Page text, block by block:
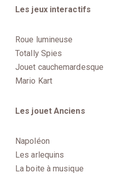
Les jeux interactifs
Roue lumineuse
Totally Spies
Jouet cauchemardesque
Mario Kart
Les jouet Anciens
Napoléon
Les arlequins
La boite à musique